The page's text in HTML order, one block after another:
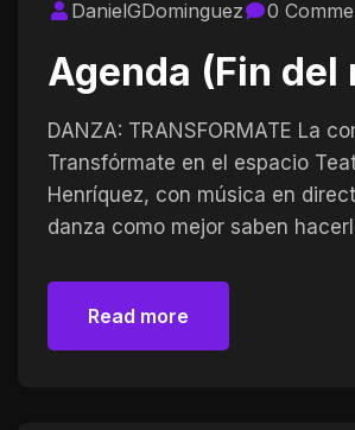
DanielGDominguez 0
Agenda (Fin del
DANZA: TRANSFORMATE La
Transfórmate en el espacio
Henríquez, con música en
danza como mejor saben
Read more